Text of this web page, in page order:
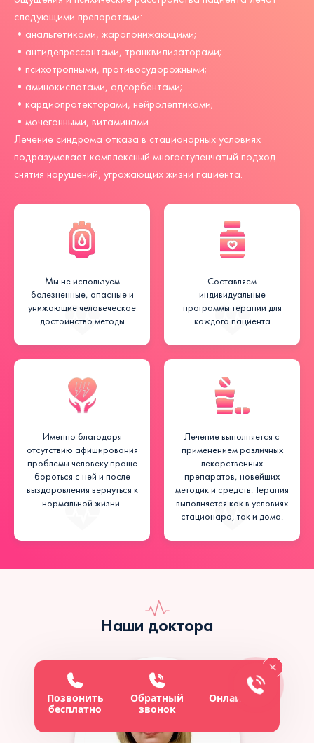
следующими препаратами:
•анальгетиками, жаропонижающими;
•антидепрессантами, транквилизаторами;
•психотропными, противосудорожными;
•аминокислотами, адсорбентами;
•кардиопротекторами, нейролептиками;
•мочегонными, витаминами.
Лечение синдрома отказа в стационарных условиях
подразумевает комплексный многоступенчатый подход
снятия нарушений, угрожающих жизни пациента.
Мы не используем
болезненные, опасные и
унижающие человеческое
достоинство методы
Составляем
индивидуальные
программы терапии для
каждого пациента
Именно благодаря
отсутствию афиширования
проблемы человеку проще
бороться с ней и после
выздоровления вернуться к
нормальной жизни.
Лечение выполняется с
применением различных
лекарственных
препаратов, новейших
методик и средств. Терапия
выполняется как в условиях
стационара, так и дома.
Наши доктора
Позвонить
бесплатно
Обратный
звонок
Онлайн-чат